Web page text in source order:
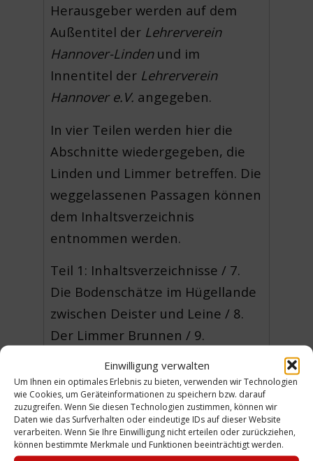
Einwilligung verwalten
Um Ihnen ein optimales Erlebnis zu bieten, verwenden wir Technologien
wie Cookies, um Geräteinformationen zu speichern bzw. darauf
zuzugreifen. Wenn Sie diesen Technologien zustimmen, können wir
Daten wie das Surfverhalten oder eindeutige IDs auf dieser Website
verarbeiten. Wenn Sie Ihre Einwilligung nicht erteilen oder zurückziehen,
können bestimmte Merkmale und Funktionen beeinträchtigt werden.
Herausgeber werden auf dem
Außentitel der Lehrerverein
Hannover-Lindenund im
Innentitel der Lehrerverein
Hannover e.V. angegeben.
In vier Teilen werden hier die
Abschnitte wiedergegeben, die
Linden und Limmer betreffen. Die
weggelassenen Passagen können
dem Inhaltsverzeichnis
entnommen werden.
Teil 1: Inhaltsverzeichnisse / 7.
Die Bodenschätze im Hügellande
zwischen Deister und Leine / 8.
Der Limmer Brunnen / 9.
11. Die Kalisalzgewinnung / 12.
Der Lindener Berg und seine
Trinkwasserleitung / […] Der
Deister (II.)